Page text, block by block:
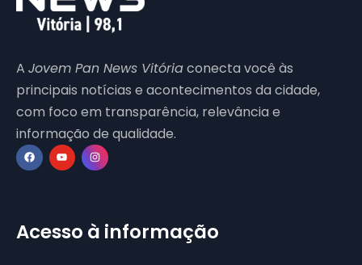
A Jovem Pan News Vitóriaconecta você às
principais notícias e acontecimentos da cidade,
com foco em transparência, relevância e
informação de qualidade.
Acesso à informação